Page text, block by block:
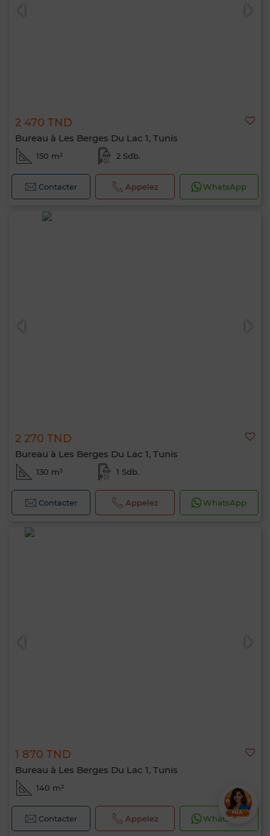
2 470 TND
Bureau à Les Berges Du Lac 1, Tunis
150 m² 2 Sdb.
Contacter Appelez WhatsApp
2 270 TND
Bureau à Les Berges Du Lac 1, Tunis
130 m² 1 Sdb.
Contacter Appelez WhatsApp
1 870 TND
Bureau à Les Berges Du Lac 1, Tunis
140 m²
Contacter Appelez WhatsApp